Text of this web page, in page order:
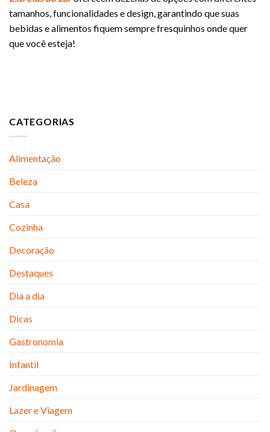
tamanhos, funcionalidades e design, garantindo que suas
bebidas e alimentos fiquem sempre fresquinhos onde quer
que você esteja!
CATEGORIAS
Alimentação
Beleza
Casa
Cozinha
Decoração
Destaques
Dia a dia
Dicas
Gastronomia
Infantil
Jardinagem
Lazer e Viagem